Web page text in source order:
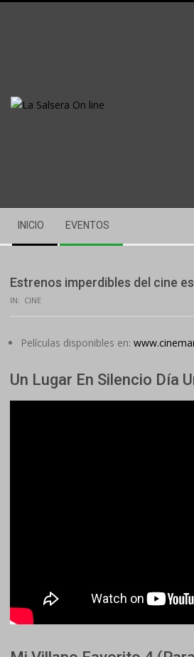
Navigation
Menu
INICIO EVENTOS
Estrenos imperdibles del cine
IN: CINE
Películas disponibles en:
Un Lugar En Silencio Día